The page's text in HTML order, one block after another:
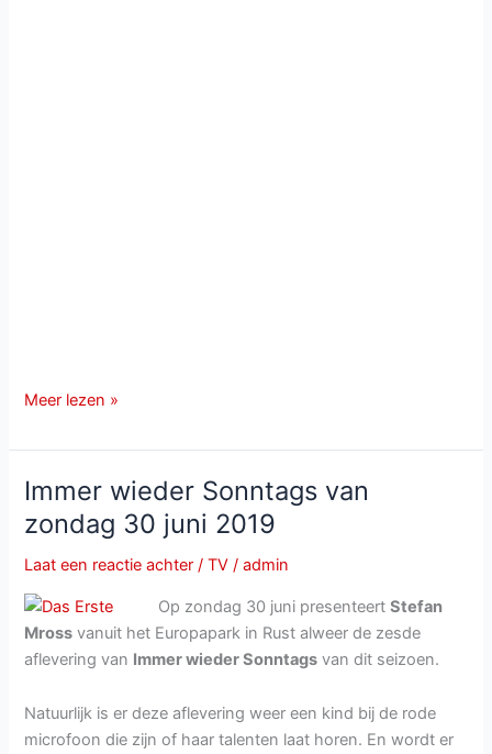
Terugkijken:
Spaß
mit
Andy
Borg
van
mei
2020
Meer lezen »
Immer wieder Sonntags van
zondag 30 juni 2019
Laat een reactie achter /TV /admin
Op zondag 30 juni presenteertStefan
Mross vanuit het Europapark in Rust alweer de zesde
aflevering van Immer wieder Sonntags van dit seizoen.
Natuurlijk is er deze aflevering weer een kind bij de rode
microfoon die zijn of haar talenten laat horen. En wordt er